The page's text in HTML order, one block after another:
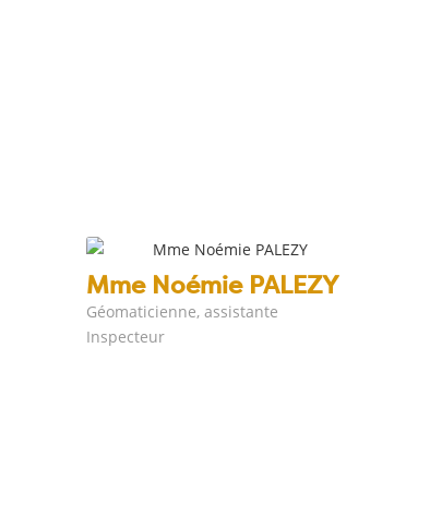
Mme Noémie PALEZY
Géomaticienne, assistante
Inspecteur